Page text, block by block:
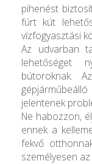
pihenést
fúrt kút
vízfogyasztási
Az udvarban
lehetőséget
bútoroknak.
jelentenek
Ne habozzon,
ennek a
fekvő
személyesen